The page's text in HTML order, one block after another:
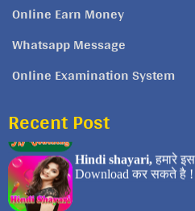
Online Earn Money
Whatsapp Message
Online Examination System
Recent Post